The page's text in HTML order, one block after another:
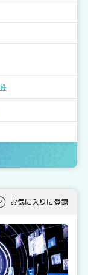
お気に入りに登録